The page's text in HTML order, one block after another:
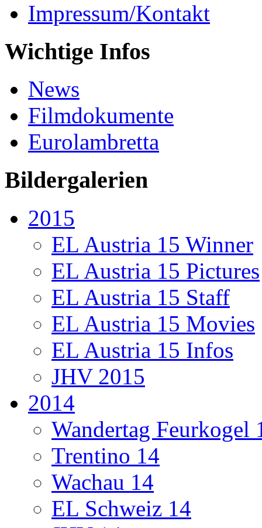
Impressum/Kontakt
Wichtige Infos
News
Filmdokumente
Eurolambretta
Bildergalerien
2015
EL Austria 15 Winner
EL Austria 15 Pictures
EL Austria 15 Staff
EL Austria 15 Movies
EL Austria 15 Infos
JHV 2015
2014
Wandertag Feurkogel
Trentino 14
Wachau 14
EL Schweiz 14